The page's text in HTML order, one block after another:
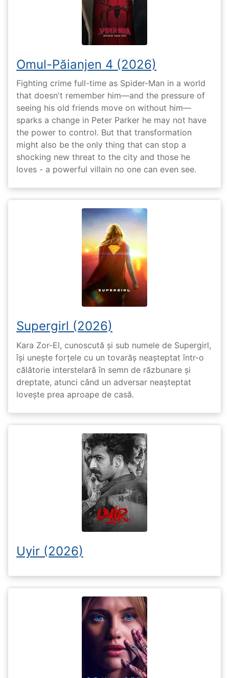
Omul-Păianjen 4 (2026)
Fighting crime full-time as Spider-Man in a world
that doesn't remember him—and the pressure of
seeing his old friends move on without him—
sparks a change in Peter Parker he may not have
the power to control. But that transformation
might also be the only thing that can stop a
shocking new threat to the city and those he
loves - a powerful villain no one can even see.
Supergirl (2026)
Kara Zor-El, cunoscută și sub numele de Supergirl,
își unește forțele cu un tovarăș neașteptat într-o
călătorie interstelară în semn de răzbunare și
dreptate, atunci când un adversar neașteptat
lovește prea aproape de casă.
Uyir (2026)